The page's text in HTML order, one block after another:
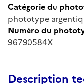
Catégorie du
phototype
Numéro du
96790584X
Description